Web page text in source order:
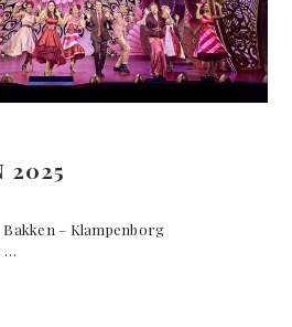
2025
Bakken – Klampenborg
…